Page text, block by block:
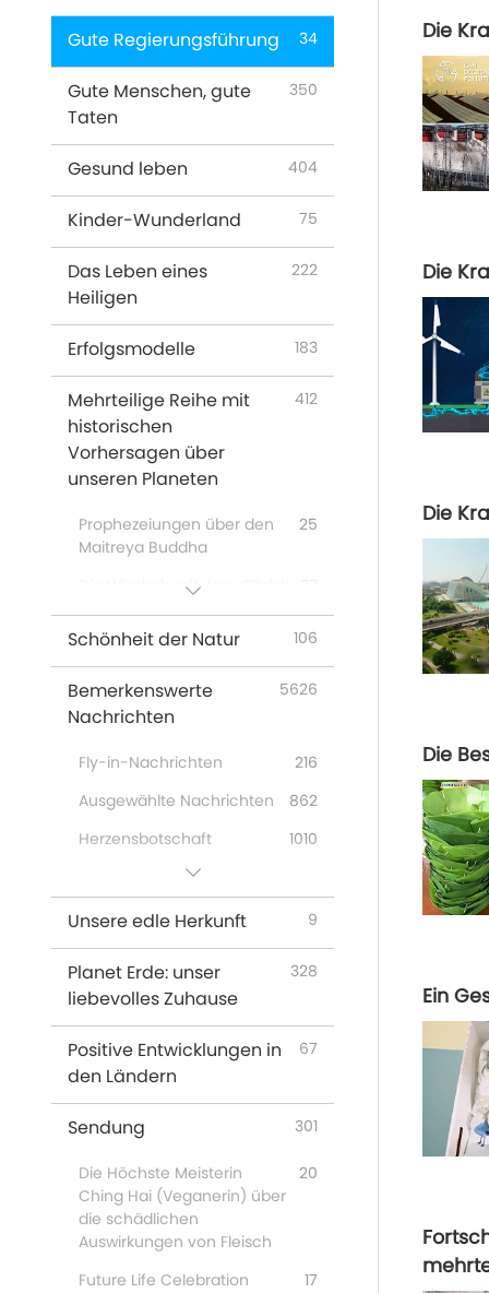
Gute Regierungsführung 34
Gute Menschen, gute
Taten
350
Gesund leben 404
Kinder-Wunderland 75
Das Leben eines
Heiligen
222
Erfolgsmodelle 183
Mehrteilige Reihe mit
historischen
Vorhersagen über
unseren Planeten
412
Prophezeiungen über den
Maitreya Buddha
25
Die Wiederkunft Jesu Christi
Völker
Prophecies of the End
Times
26
Schönheit der Natur 106
Bemerkenswerte
Nachrichten
5626
Fly-in-Nachrichten
216
Ausgewählte Nachrichten
862
Herzensbotschaft
1010
Nützliche Tipps
Unsere edle Herkunft 9
Planet Erde: unser
liebevolles Zuhause
328
Positive Entwicklungen in
den Ländern
67
Sendung 301
Die Höchste Meisterin
Ching Hai (Veganerin) über
die schädlichen
Auswirkungen von Fleisch
20
Future Life Celebration 17
Die
Die
Die
Die
Ein